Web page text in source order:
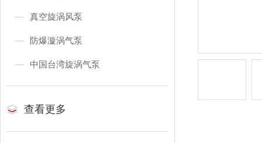
真空旋涡风泵
防爆漩涡气泵
中国台湾旋涡气泵
查看更多